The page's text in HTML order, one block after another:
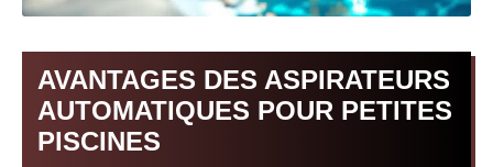
AVANTAGES DES ASPIRATEURS
AUTOMATIQUES POUR PETITES
PISCINES